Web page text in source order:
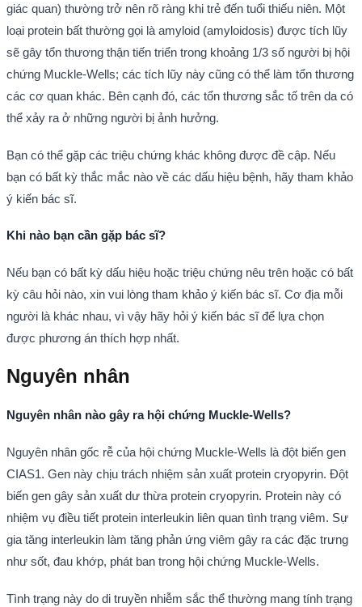
giác quan) thường trở nên rõ ràng khi trẻ đến tuổi thiếu niên. Một
loại protein bất thường gọi là amyloid (amyloidosis) được tích lũy
sẽ gây tổn thương thận tiến triển trong khoảng 1/3 số người bị hội
chứng Muckle-Wells; các tích lũy này cũng có thể làm tổn thương
các cơ quan khác. Bên cạnh đó, các tổn thương sắc tố trên da có
thể xảy ra ở những người bị ảnh hưởng.
Bạn có thể gặp các triệu chứng khác không được đề cập. Nếu
bạn có bất kỳ thắc mắc nào về các dấu hiệu bệnh, hãy tham khảo
ý kiến bác sĩ.
Khi nào bạn cần gặp bác sĩ?
Nếu bạn có bất kỳ dấu hiệu hoặc triệu chứng nêu trên hoặc có bất
kỳ câu hỏi nào, xin vui lòng tham khảo ý kiến bác sĩ. Cơ địa mỗi
người là khác nhau, vì vậy hãy hỏi ý kiến bác sĩ để lựa chọn
được phương án thích hợp nhất.
Nguyên nhân
Nguyên nhân nào gây ra hội chứng Muckle-Wells?
Nguyên nhân gốc rễ của hội chứng Muckle-Wells là đột biến gen
CIAS1. Gen này chịu trách nhiệm sản xuất protein cryopyrin. Đột
biến gen gây sản xuất dư thừa protein cryopyrin. Protein này có
nhiệm vụ điều tiết protein interleukin liên quan tình trạng viêm. Sự
gia tăng interleukin làm tăng phản ứng viêm gây ra các đặc trưng
như sốt, đau khớp, phát ban trong hội chứng Muckle-Wells.
Tình trạng này do di truyền nhiễm sắc thể thường mang tính trạng